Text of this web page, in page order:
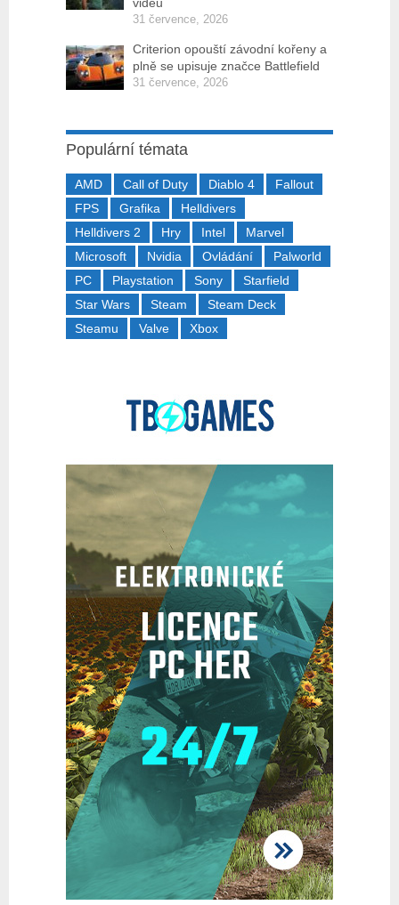
31 července, 2026
Criterion opouští závodní kořeny a
plně se upisuje značce Battlefield
31 července, 2026
Populární témata
AMD Call of Duty Diablo 4
Fallout
FPS
Grafika
Helldivers
Helldivers 2
Hry Intel
Marvel
Microsoft
Nvidia Ovládání
Palworld
PC
Playstation Sony
Starfield
Star Wars
Steam
Steam Deck
Steamu
Valve Xbox